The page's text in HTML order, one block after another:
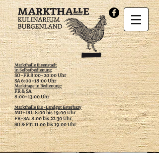
Markthalle Eisenstadt
in Selbstbedienung
SO-FR 8:00-20:00 Uhr
SA 6:00-18:00 Uhr
Markttage in Bedienung:
FR & SA
​8:00-13:00 Uhr
Markthalle Bio-Landgut Esterhazy
MO-DO: 8:00 bis 19:00 Uhr
FR-SA: 8:00 bis 22:30 Uhr
SO & FT: 11:00 bis 19:00 Uhr